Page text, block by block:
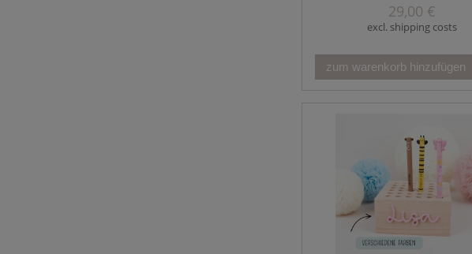
29,00 €
excl. shipping costs
zum warenkorb hinzufügen